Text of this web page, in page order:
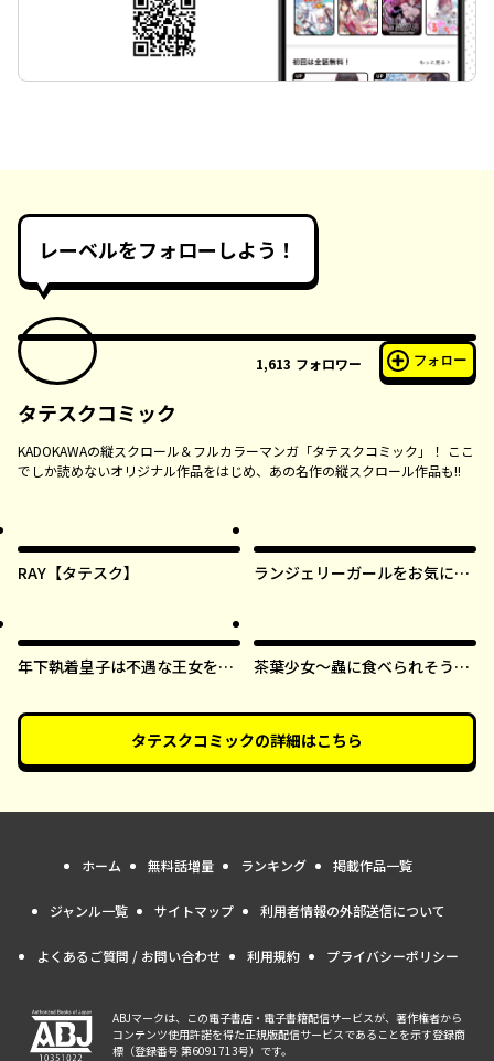
レーベルをフォローしよう！
1,613 フォロワー フォロー
タテスクコミック
KADOKAWAの縦スクロール＆フルカラーマンガ「タテスクコミック」！ ここ
でしか読めないオリジナル作品をはじめ、あの名作の縦スクロール作品も!!
RAY【タテスク】
ランジェリーガールをお気に召
年下執着皇子は不遇な王女を愛
茶葉少女～蟲に食べられそうに
した！～【タテスク】
タテスクコミックの詳細はこちら
ホーム 無料話増量 ランキング 掲載作品一覧
ジャンル一覧 サイトマップ 利用者情報の外部送信について
よくあるご質問 / お問い合わせ 利用規約 プライバシーポリシー
ABJマークは、この電子書店・電子書籍配信サービスが、著作権者から
コンテンツ使用許諾を得た正規版配信サービスであることを示す登録商
標（登録番号 第6091713号）です。